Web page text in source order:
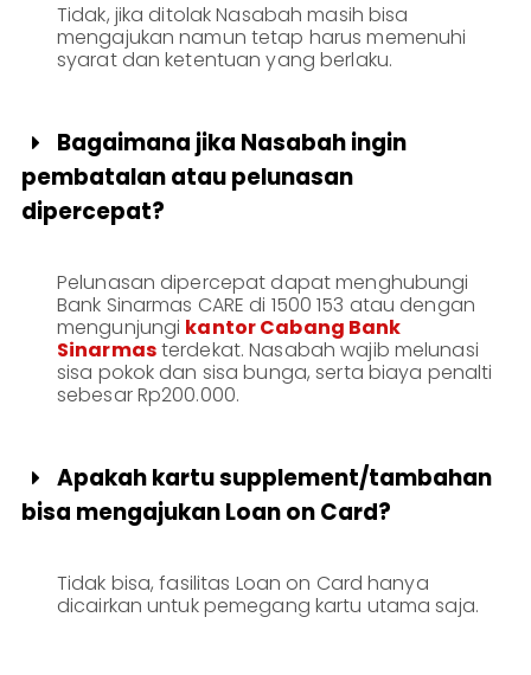
Tidak, jika ditolak Nasabah masih bisa
mengajukan namun tetap harus memenuhi
syarat dan ketentuan yang berlaku.

Bagaimana jika Nasabah ingin
pembatalan atau pelunasan
dipercepat?
Pelunasan dipercepat dapat menghubungi
Bank Sinarmas CARE di 1500 153 atau dengan
mengunjungi kantor Cabang Bank
Sinarmasterdekat. Nasabah wajib melunasi
sisa pokok dan sisa bunga, serta biaya penalti
sebesar Rp200.000.

Apakah kartu supplement/tambahan
bisa mengajukan Loan on Card?
Tidak bisa, fasilitas Loan on Card hanya
dicairkan untuk pemegang kartu utama saja.